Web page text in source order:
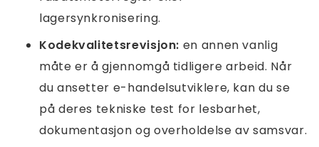
lagersynkronisering.
Kodekvalitetsrevisjon: en annen vanlig
måte er å gjennomgå tidligere arbeid. Når
du ansetter e-handelsutviklere, kan du se
på deres tekniske test for lesbarhet,
dokumentasjon og overholdelse av samsvar.